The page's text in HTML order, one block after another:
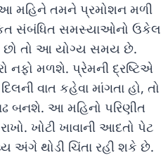
આ મહિને તમને પ્રમોશન મળી
સંબંધિત સમસ્યાઓનો ઉકેલ
છો તો આ યોગ્ય સમય છે.
નફો મળશે. પ્રેમની દ્રષ્ટિએ
વાત કહેવા માંગતા હો, તો
બનશે. આ મહિનો પરિણીત
ખોટી ખાવાની આદતો પેટ
અંગે થોડી ચિંતા રહી શકે છે.